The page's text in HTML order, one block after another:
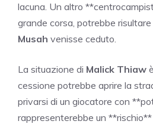
lacuna. Un altro
grande corsa, potrebbe
Musah venisse ceduto.
La situazione di Malick Thiaw
cessione potrebbe aprire la
privarsi di un giocatore con
rappresenterebbe un **rischio**